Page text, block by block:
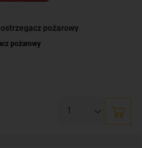
pożarowy
pożarowy